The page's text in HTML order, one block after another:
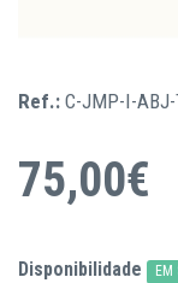
Ref.: C-JMP-I-ABJ-
75,00€
Disponibilidade EM